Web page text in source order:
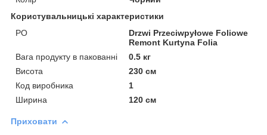
Користувальницькі характеристики
PO
Drzwi Przeciwpyłowe Foliowe
Remont Kurtyna Folia
Вага продукту в пакованні
0.5 кг
Висота
230 см
Код виробника
1
Ширина
120 см
Приховати